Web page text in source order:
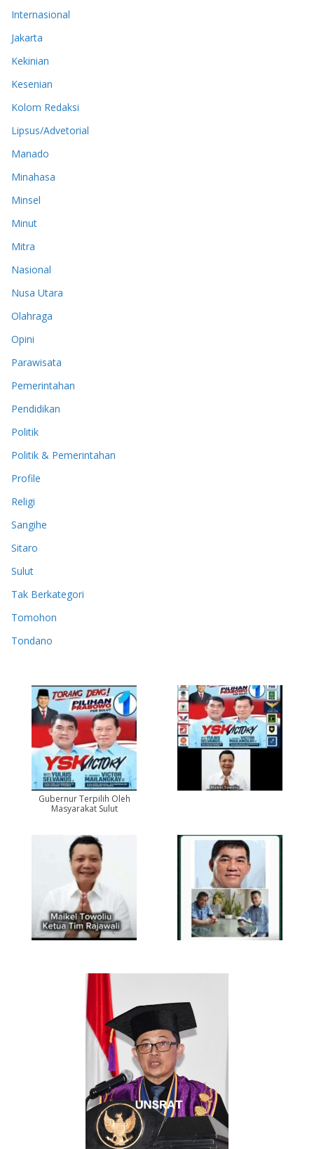
Internasional
Jakarta
Kekinian
Kesenian
Kolom Redaksi
Lipsus/Advetorial
Manado
Minahasa
Minsel
Minut
Mitra
Nasional
Nusa Utara
Olahraga
Opini
Parawisata
Pemerintahan
Pendidikan
Politik
Politik & Pemerintahan
Profile
Religi
Sangihe
Sitaro
Sulut
Tak Berkategori
Tomohon
Tondano
Gubernur Terpilih Oleh
Masyarakat Sulut